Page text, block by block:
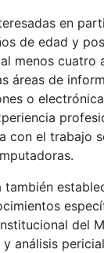
en
de edad y
menos cuatro
áreas de
o
con el trabajo
del
análisis